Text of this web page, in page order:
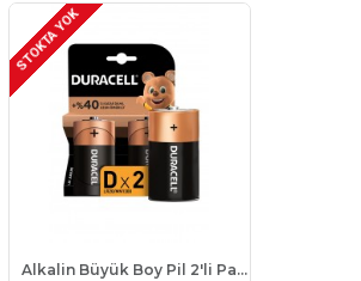
STOKTA YOK
Alkalin Büyük Boy Pil 2'li Paket